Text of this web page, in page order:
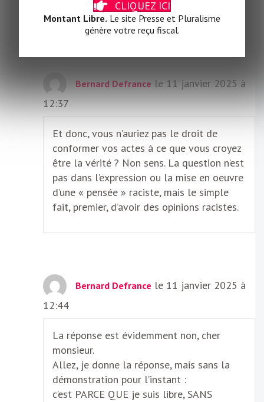
l’abrogation de la loi Gayssot.
Bernard Defrance le 11 janvier 2025 à
12:37
Et donc, vous n’auriez pas le droit de
conformer vos actes à ce que vous croyez
être la vérité ? Non sens. La question n’est
pas dans l’expression ou la mise en oeuvre
d’une « pensée » raciste, mais le simple
fait, premier, d’avoir des opinions racistes.
Bernard Defrance le 11 janvier 2025 à
12:44
La réponse est évidemment non, cher
monsieur.
Allez, je donne la réponse, mais sans la
démonstration pour l’instant :
c’est PARCE QUE je suis libre, SANS
CLIQUEZ ICI
Montant Libre. Le site Presse et Pluralisme
génère votre reçu fiscal.